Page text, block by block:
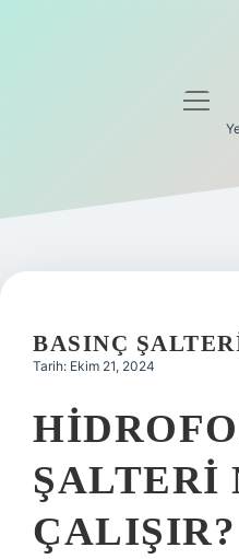
Gizlilik Politikası
Yasal Uyarı
menüyü
BASINÇ
Tarih: Ekim 21, 2024
ŞALTERI
ÇALIŞIR?